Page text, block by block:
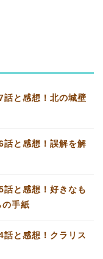
話と感想！北の城壁
話と感想！誤解を解
と感想！好きなも
の手紙
と感想！クラリス